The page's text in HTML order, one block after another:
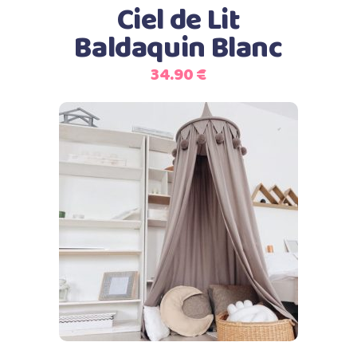
choisies
Ciel de Lit
Baldaquin Blanc
34.90€
Ajouter au panier